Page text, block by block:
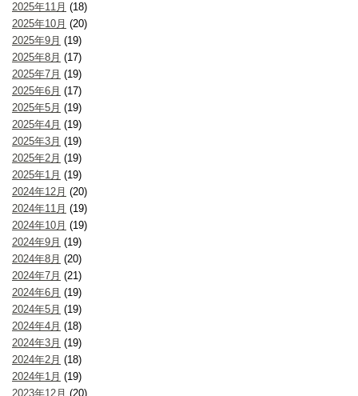
2025年11月 (18)
2025年10月 (20)
2025年9月 (19)
2025年8月 (17)
2025年7月 (19)
2025年6月 (17)
2025年5月 (19)
2025年4月 (19)
2025年3月 (19)
2025年2月 (19)
2025年1月 (19)
2024年12月 (20)
2024年11月 (19)
2024年10月 (19)
2024年9月 (19)
2024年8月 (20)
2024年7月 (21)
2024年6月 (19)
2024年5月 (19)
2024年4月 (18)
2024年3月 (19)
2024年2月 (18)
2024年1月 (19)
2023年12月 (20)